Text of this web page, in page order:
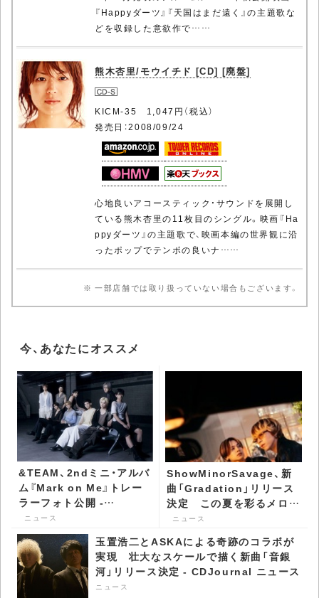
『Happyダーツ』『天国はまだ遠く』の主題歌な
どを収録した意欲作で……
熊木杏里/モウイチド [CD] [廃盤]
KICM-35 1,047円（税込）
発売日：2008/09/24
心地良いアコースティック・サウンドを展開し
ている熊木杏里の11枚目のシングル。映画『Ha
ppyダーツ』の主題歌で、映画本編の世界観に沿
ったポップでテンポの良いナ……
※ 一部店舗では取り扱っていない場合もございます。
今、あなたにオススメ
&TEAM、2ndミニ・アルバ
ム『Mark on Me』トレー
ラーフォト公開 -
CDJournal ニュース
ニュース
ShowMinorSavage、新
曲「Gradation」リリース
決定 この夏を彩るメロウ
な一曲 - CDJournal ニュ
ニュース
玉置浩二とASKAによる奇跡のコラボが
実現 壮大なスケールで描く新曲「音銀
河」リリース決定 - CDJournal ニュース
ニュース